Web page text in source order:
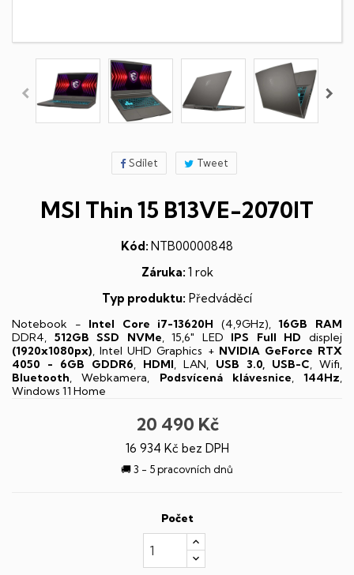
Sdílet Tweet
MSI Thin 15 B13VE-2070IT
Kód: NTB00000848
Záruka: 1 rok
Typ produktu: Předváděcí
Notebook - Intel Core i7-13620H (4,9GHz),16GB RAM
DDR4, 512GB SSD NVMe, 15,6" LED IPS Full HD displej
(1920x1080px), Intel UHD Graphics + NVIDIA GeForce RTX
4050 - 6GB GDDR6, HDMI, LAN, USB 3.0, USB-C, Wifi,
Bluetooth, Webkamera, Podsvícená klávesnice, 144Hz,
Windows 11 Home
20 490 Kč
16 934 Kč bez DPH
🚚 3 - 5 pracovních dnů
Počet